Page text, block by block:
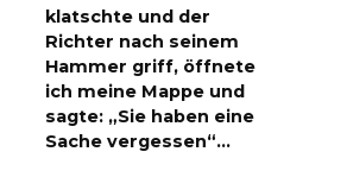
klatschte und der
Richter nach seinem
Hammer griff, öffnete
ich meine Mappe und
sagte: „Sie haben eine
Sache vergessen“…